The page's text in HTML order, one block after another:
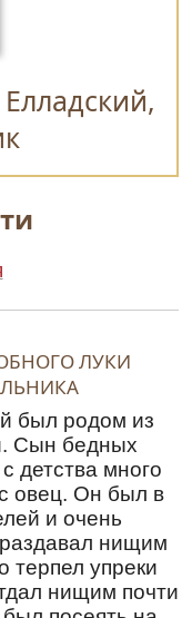
ЛУКИ
был родом из
Сын бедных
детства много
овец. Он был в
и очень
нищим
терпел упреки
нищим почти